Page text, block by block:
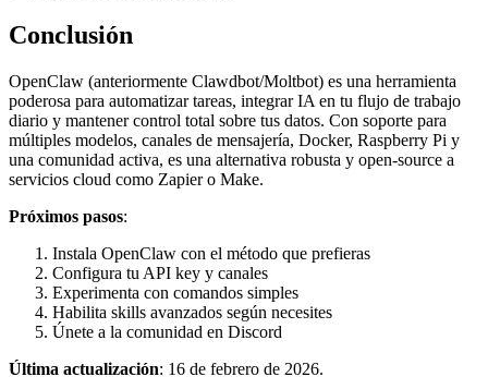
Conclusión
OpenClaw (anteriormente Clawdbot/Moltbot) es una herramienta
poderosa para automatizar tareas, integrar IA en tu flujo de trabajo
diario y mantener control total sobre tus datos. Con soporte para
múltiples modelos, canales de mensajería, Docker, Raspberry Pi y
una comunidad activa, es una alternativa robusta y open-source a
servicios cloud como Zapier o Make.
Próximos pasos:
Instala OpenClaw con el método que prefieras
Configura tu API key y canales
Experimenta con comandos simples
Habilita skills avanzados según necesites
Únete a la comunidad en Discord
Última actualización: 16 de febrero de 2026.